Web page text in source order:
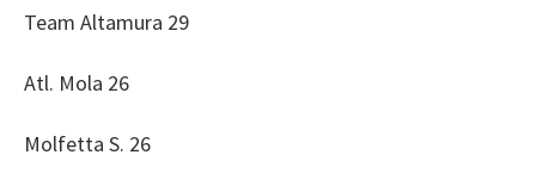
Team Altamura 29
Atl. Mola 26
Molfetta S. 26